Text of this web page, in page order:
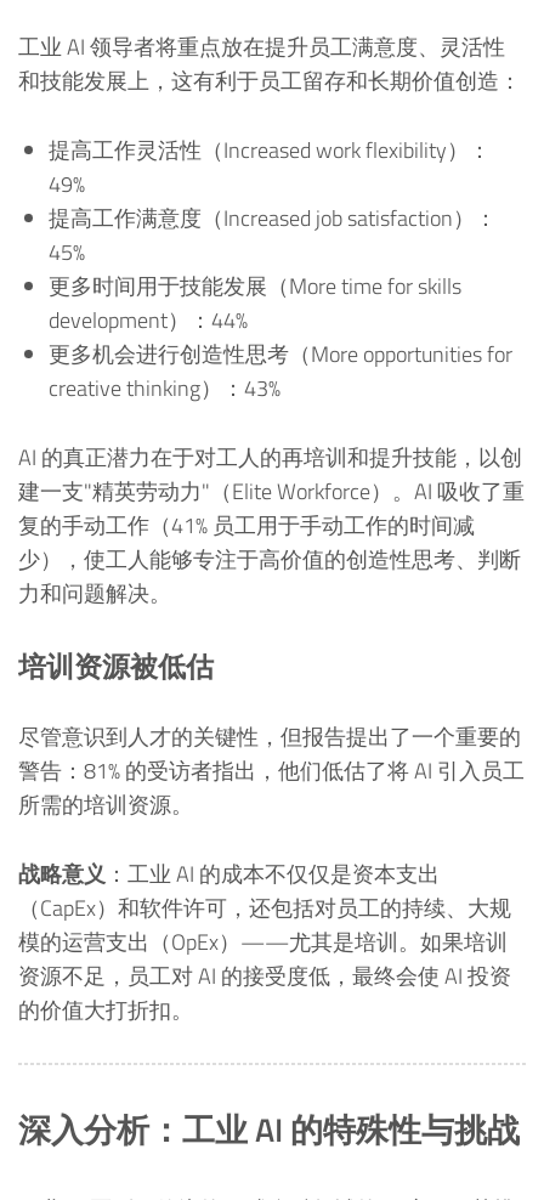
工业 AI 领导者将重点放在提升员工满意度、灵活性
和技能发展上，这有利于员工留存和长期价值创造：
提高工作灵活性（Increased work flexibility）：
49%
提高工作满意度（Increased job satisfaction）：
45%
更多时间用于技能发展（More time for skills
development）：44%
更多机会进行创造性思考（More opportunities for
creative thinking）：43%
AI 的真正潜力在于对工人的再培训和提升技能，以创
建一支"精英劳动力"（Elite Workforce）。AI 吸收了重
复的手动工作（41% 员工用于手动工作的时间减
少），使工人能够专注于高价值的创造性思考、判断
力和问题解决。
培训资源被低估
尽管意识到人才的关键性，但报告提出了一个重要的
警告：81% 的受访者指出，他们低估了将 AI 引入员工
所需的培训资源。
战略意义 ：工业 AI 的成本不仅仅是资本支出
（CapEx）和软件许可，还包括对员工的持续、大规
模的运营支出（OpEx）——尤其是培训。如果培训
资源不足，员工对 AI 的接受度低，最终会使 AI 投资
的价值大打折扣。
深入分析：工业 AI 的特殊性与挑战